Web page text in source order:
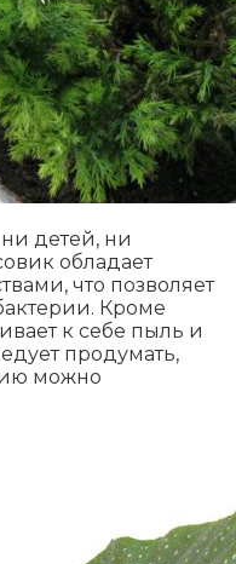
детей, ни
обладает
что позволяет
Кроме
к себе пыль и
продумать,
можно